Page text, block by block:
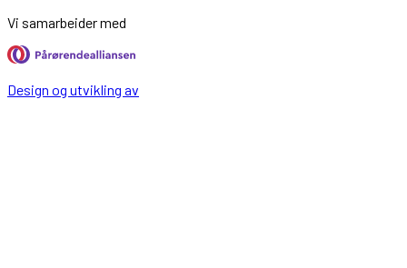
Vi samarbeider med
Design og utvikling av